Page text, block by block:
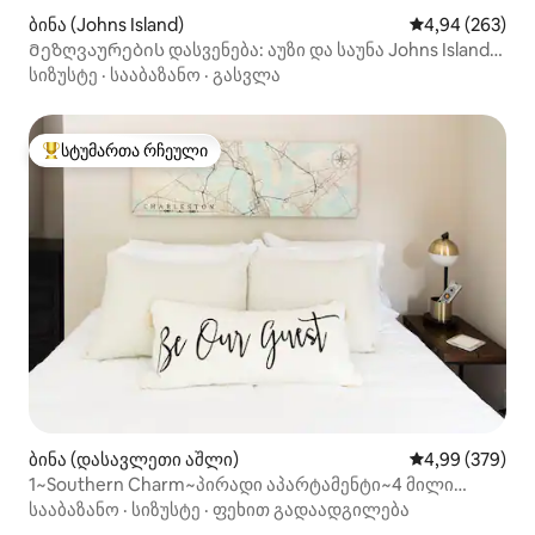
ბინა (Johns Island) საშუალო
4,94 (263)
Მეზღვაურების დასვენება: აუზი და საუნა Johns Island
SC Retreat
სიზუსტე · სააბაზანო · გასვლა
სტუმართა რჩეული მოწინავე ვარიანტი
სტუმართა რჩეული
ბინა (დასავლეთი აშლი) საშუალო
4,99 (379)
1~Southern Charm~პირადი აპარტამენტი~4 მილი
ქალაქის ცენტრამდე
სააბაზანო · სიზუსტე · ფეხით გადაადგილება